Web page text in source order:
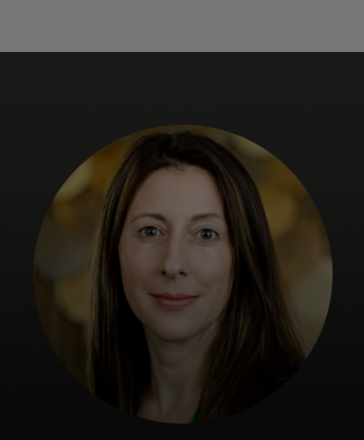
Für die Welt
Für Innovatoren
Neuigkeiten und Trends